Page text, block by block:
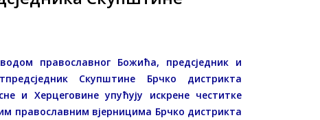
православног Божића, предсједник и
Скупштине Брчко дистрикта
и Херцеговине упућују искрене честитке
православним вјерницима Брчко дистрикта